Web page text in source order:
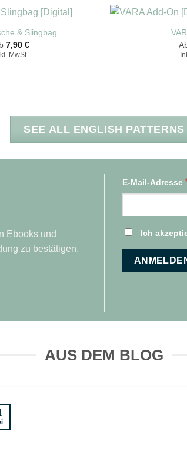
& Slingbag
7,90 €
MwSt.
SEE ALL ENGLISH PATTERNS
Ebooks und
zu bestätigen.
E-Mail-Adresse
Ich
AUS DEM BLOG